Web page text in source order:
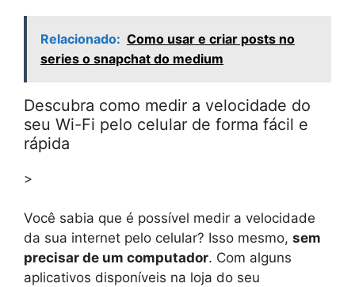
Relacionado: Como usar e criar posts no
series o snapchat do medium
Descubra como medir a velocidade do
seu Wi-Fi pelo celular de forma fácil e
rápida
>
Você sabia que é possível medir a velocidade
da sua internet pelo celular? Isso mesmo, sem
precisar de um computador. Com alguns
aplicativos disponíveis na loja do seu